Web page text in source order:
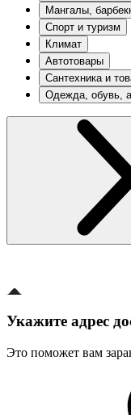
Мангалы,
Спорт и туризм
Климат
Автотовары
Сантехника и
Одежда, обувь,
Укажите адрес
Это поможет вам